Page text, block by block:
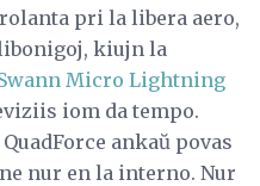
pri la libera aero,
kiujn la
Micro Lightning
iom da tempo.
ankaŭ povas
nur en la interno. Nur